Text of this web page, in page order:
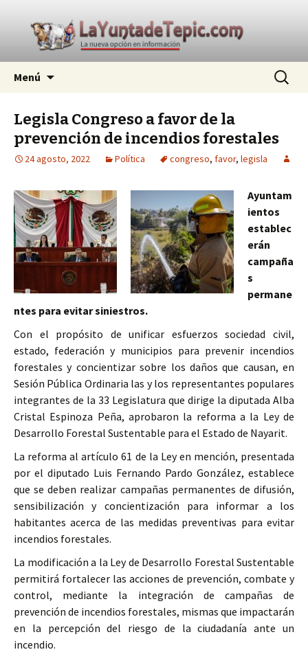
La Yunta de Tepic
La nueva opción en información
Menú Buscar:
Legisla Congreso a favor de la
prevención de incendios forestales
24 agosto, 2022 Política congreso, favor, legisla
Ayuntam
ientos
establec
erán
campaña
s
permane
ntes para evitar siniestros.
Con el propósito de unificar esfuerzos sociedad civil,
estado, federación y municipios para prevenir incendios
forestales y concientizar sobre los daños que causan, en
Sesión Pública Ordinaria las y los representantes populares
integrantes de la 33 Legislatura que dirige la diputada Alba
Cristal Espinoza Peña, aprobaron la reforma a la Ley de
Desarrollo Forestal Sustentable para el Estado de Nayarit.
La reforma al artículo 61 de la Ley en mención, presentada
por el diputado Luis Fernando Pardo González, establece
que se deben realizar campañas permanentes de difusión,
sensibilización y concientización para informar a los
habitantes acerca de las medidas preventivas para evitar
incendios forestales.
La modificación a la Ley de Desarrollo Forestal Sustentable
permitirá fortalecer las acciones de prevención, combate y
control, mediante la integración de campañas de
prevención de incendios forestales, mismas que impactarán
en la percepción del riesgo de la ciudadanía ante un
incendio.